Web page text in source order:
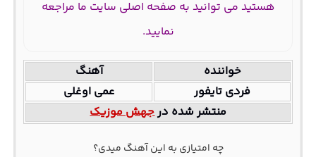
هستید می توانید به صفحه اصلی سایت ما مراجعه
نمایید.
خواننده
آهنگ
فردی تایفور
عمی اوغلی
منتشر شده درجهش موزیک
چه امتیازی به این آهنگ میدی؟